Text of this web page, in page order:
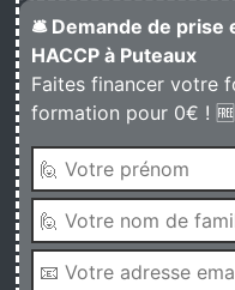
🛎️ Demande de prise
HACCP à Puteaux
Faites financer votre
formation pour 0€ ! 🆓